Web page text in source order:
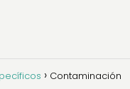
Contaminación